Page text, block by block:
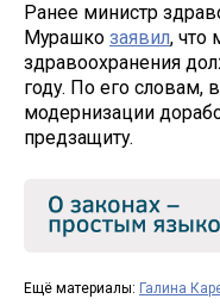
Ранее министр
Мурашко заявил, что
здравоохранения
году. По его словам,
модернизации
предзащиту.
Ещё материалы: Галина